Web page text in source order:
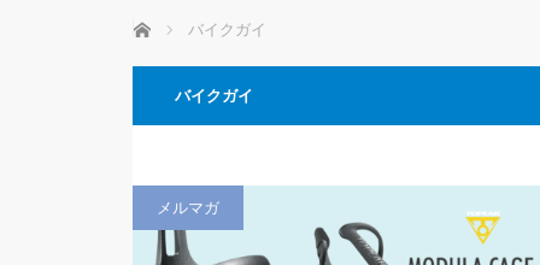
ホーム バイクガイ
バイクガイ
メルマガ